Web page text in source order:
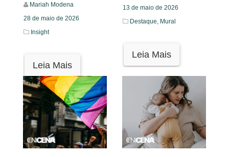
Mariah Modena
28 de maio de 2026
Insight
Leia Mais
13 de maio de 2026
Destaque, Mural
Leia Mais